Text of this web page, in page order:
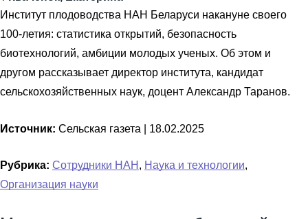
Институт плодоводства НАН Беларуси накануне своего
100-летия: статистика открытий, безопасность
биотехнологий, амбиции молодых ученых. Об этом и
другом рассказывает директор института, кандидат
сельскохозяйственных наук, доцент Александр Таранов.
Источник: Сельская газета | 18.02.2025
Рубрика: Сотрудники НАН , Наука и технологии,
Организация науки